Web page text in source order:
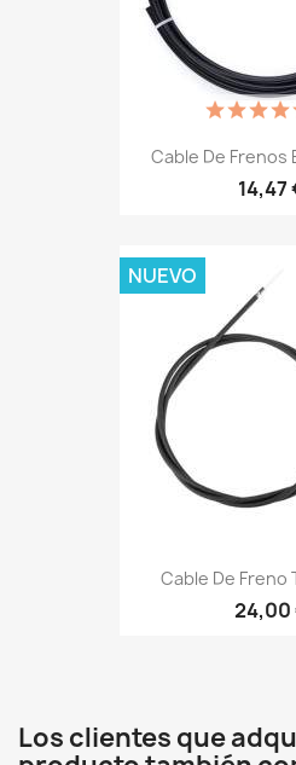
Cable De Frenos
14,47
Cable De Freno
24,00
NUEVO
Los clientes que